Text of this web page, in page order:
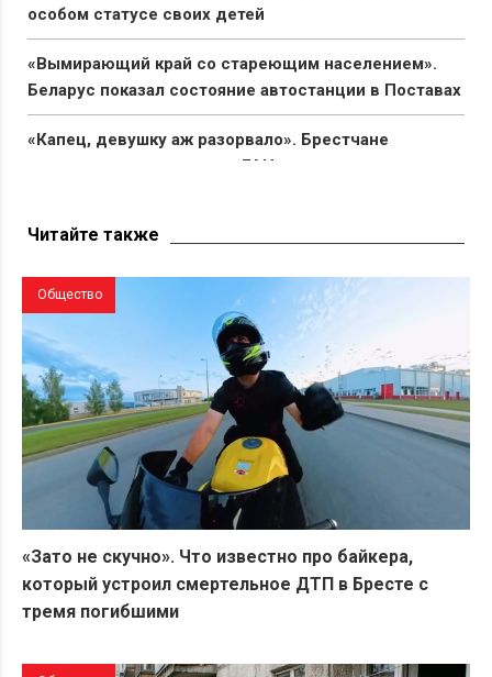
особом статусе своих детей
«Вымирающий край со стареющим населением».
Беларус показал состояние автостанции в Поставах
«Капец, девушку аж разорвало». Брестчане
раскритиковали реакцию ГАИ после смертельного
Читайте также
Общество
«Зато не скучно». Что известно про байкера,
который устроил смертельное ДТП в Бресте с
тремя погибшими